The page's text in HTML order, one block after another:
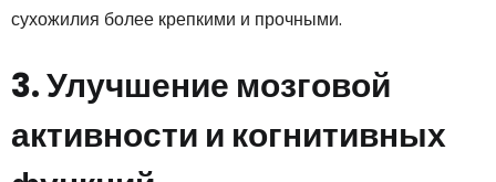
сухожилия более крепкими и прочными.
3. Улучшение мозговой
активности и когнитивных